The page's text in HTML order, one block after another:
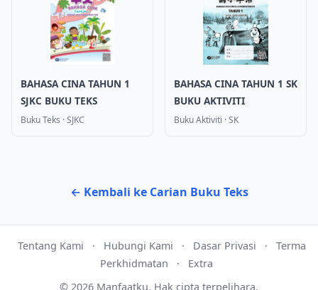
BAHASA CINA TAHUN 1
SJKC BUKU TEKS
Buku Teks ·SJKC
BAHASA CINA TAHUN 1 SK
BUKU AKTIVITI
Buku Aktiviti ·SK
← Kembali ke Carian Buku Teks
Tentang Kami · Hubungi Kami · Dasar Privasi ·
Terma
Perkhidmatan
·
Extra
© 2026 Manfaatku. Hak cipta terpelihara.